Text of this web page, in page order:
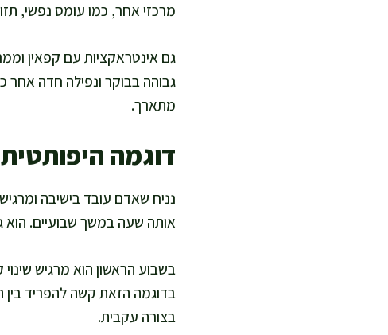
מרכזי אחר, כמו עומס נפשי,
גם אינטראקציות עם קפאין
גבוהה בבוקר ונפילה חדה
מתארך.
דוגמה
אותה שעה במשך שבועיים. הוא גם
בשבוע הראשון הוא מרגיש
בדוגמה הזאת קשה להפריד
בצורה עקבית.